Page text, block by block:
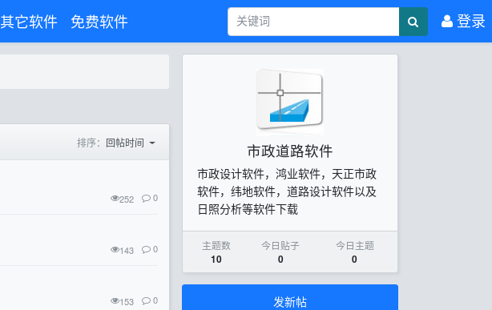
其它软件 免费软件 登录
排序： 回帖时间
252 0
143 0
153 0
市政道路软件
市政设计软件，鸿业软件，天正市政
软件，纬地软件，道路设计软件以及
日照分析等软件下载
主题数
10
今日贴子
0
今日主题
0
发新帖